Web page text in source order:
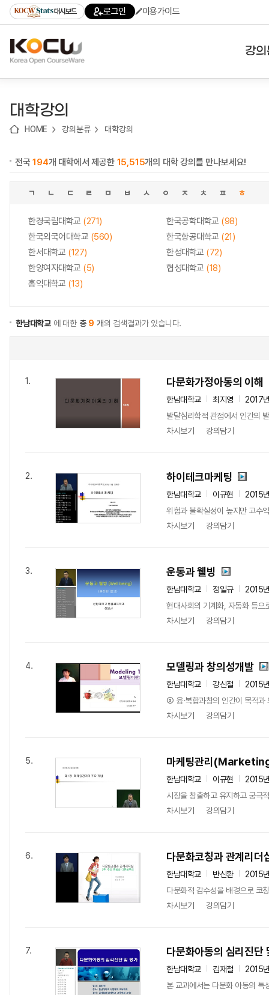
기
기
기
content)
가
대시보드 로그인 이용가이드
강
대학강의
HOME 강의분류 대학강의
전국194개 대학에서 제공한 15,515개의 대학 강의를 만나보세요!
ㄱ ㄴ ㄷ ㄹ ㅁ ㅂ ㅅ ㅇ ㅈ ㅊ ㅍ ㅎ
한경국립대학교 (271) 한국공학대학교 (98)
한국외국어대학교 (560) 한국항공대학교 (21)
한서대학교 (127) 한성대학교 (72)
한양여자대학교 (5) 협성대학교 (18)
홍익대학교 (13)
한남대학교 에 대한 총 9 개의 검색결과가 있습니다.
1. 다문화가정아동의 이해
한남대학교 최지영
2017
발달심리학적 관점에서 인간의
차시보기
강의담기
2. 하이테크마케팅
한남대학교 이규현
2015
위험과 불확실성이 높지만 고수
차시보기
강의담기
3. 운동과 웰빙
한남대학교 정일규
2015
현대사회의 기계화, 자동화 등으
차시보기
강의담기
4. 모델링과 창의성개발
한남대학교 강신철
2015
⑤ 융·복합과창의 인간이 목적과
차시보기
강의담기
5. 마케팅관리
한남대학교 이규현
2015
시장을 창출하고 유지하고 궁극
차시보기
강의담기
6. 다문화코칭과 관계리더
한남대학교 반신환
2015
다문화적 감수성을 배경으로 코
차시보기
강의담기
7. 다문화아동의 심리진단
한남대학교 김재철
2015
본 교과에서는 다문화 아동의 특